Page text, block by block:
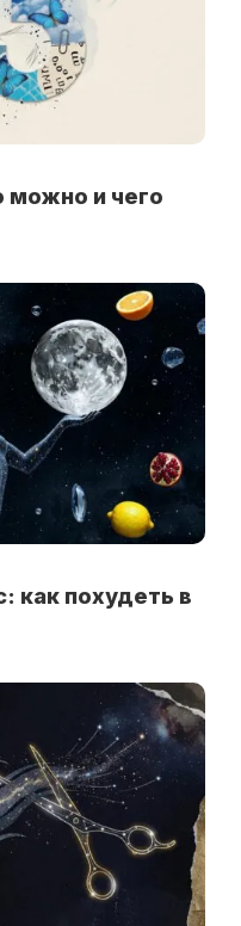
можно и чего
как похудеть в